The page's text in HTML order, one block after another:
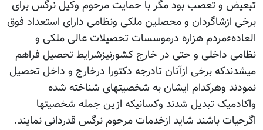
تبعیض و تعصب بود مگر با حمایت مرحوم وکیل نرگس برای
برخی ازشاگردان و محصلین ملکی ونظامی دارای استعداد فوق
العادهءمردم هزاره درموسسات تحصیلات عالی ملکی و
نظامی داخلی و حتی در خارج کشورنیزشرایط تحصیل فراهم
میشدندکه برخی ازآنان تادرجه دکتورا درخارج و داخل تحصیل
نمودند وهرکدام ایشان به شخصیتهای شناخته شده
واکادمیک تبدیل شدند وکسانیکه ازین جمله شخصیتها
اگرحیات باشند شاید ازخدمات مرحوم نرگس قدردانی نمایند.